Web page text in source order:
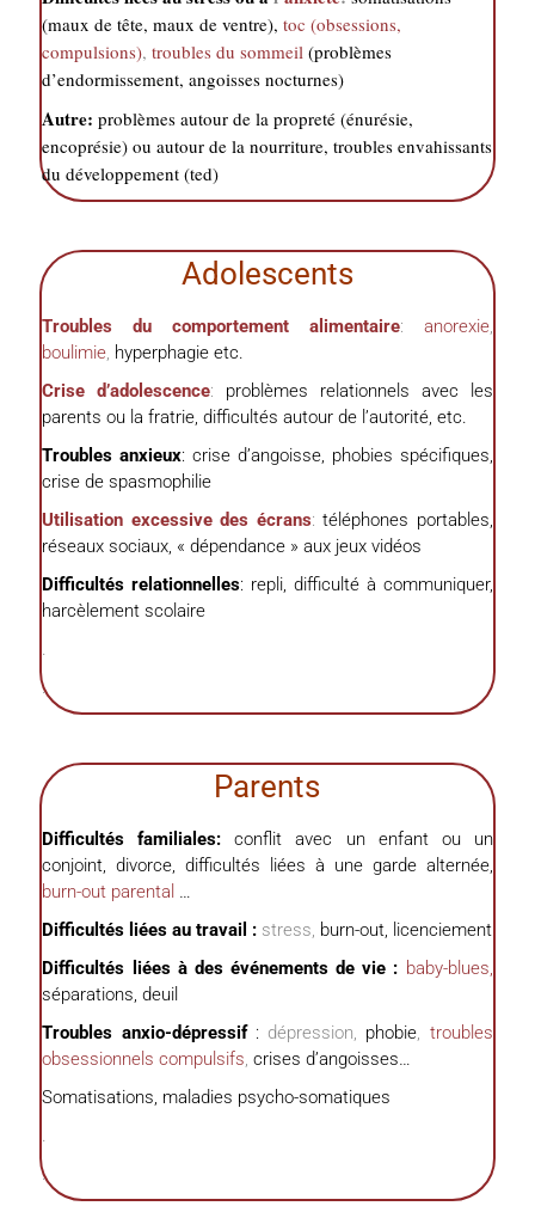
(maux de tête, maux de ventre), toc (obsessions,
compulsions),troubles du sommeil (problèmes
d’endormissement, angoisses nocturnes)
Autre: problèmes autour de la propreté (énurésie,
encoprésie) ou autour de la nourriture, troubles envahissants
du développement (ted)
Adolescents
Troubles du comportement alimentaire: anorexie,
boulimie, hyperphagie etc.
Crise d’adolescence: problèmes relationnels avec les
parents ou la fratrie, difficultés autour de l’autorité, etc.
Troubles anxieux: crise d’angoisse, phobies spécifiques,
crise de spasmophilie
Utilisation excessive des écrans:téléphones portables,
réseaux sociaux, « dépendance » aux jeux vidéos
Difficultés relationnelles: repli, difficulté à communiquer,
harcèlement scolaire
.
.
Parents
Difficultés familiales: conflit avec un enfant ou un
conjoint, divorce, difficultés liées à une garde alternée,
burn-out parental …
Difficultés liées au travail : stress, burn-out, licenciement
Difficultés liées à des événements de vie : baby-blues,
séparations, deuil
Troubles anxio-dépressif : dépression, phobie, troubles
obsessionnels compulsifs, crises d’angoisses…
Somatisations, maladies psycho-somatiques
.
.